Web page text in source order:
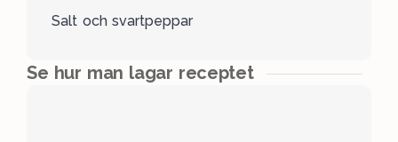
Salt och svartpeppar
Se hur man lagar receptet